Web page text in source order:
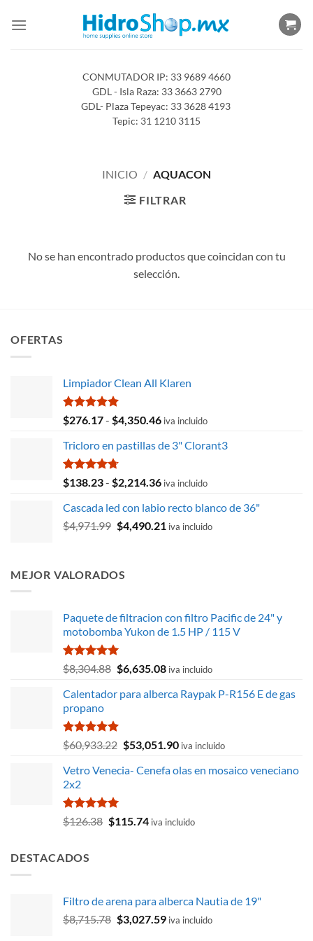
CONMUTADOR IP: 33 9689 4660
GDL - Isla Raza: 33 3663 2790
GDL- Plaza Tepeyac: 33 3628 4193
Tepic: 31 1210 3115
INICIO / AQUACON
FILTRAR
No se han encontrado productos que coincidan con tu
selección.
OFERTAS
Limpiador Clean All Klaren
Valorado
con
de 5
$276.17- $4,350.46Rango
precios:
$276.17
$4,350.46
iva incluido
Tricloro en pastillas de 3" Clorant3
Valorado
con
de 5
$138.23- $2,214.36Rango
precios:
desde
iva incluido
Cascada led con labio recto blanco de 36"
$4,971.99 El
era:
$4,971.99.
$4,490.21 El
iva incluido
MEJOR VALORADOS
Paquete de filtracion con filtro Pacific de 24" y
motobomba Yukon de 1.5 HP / 115 V
Valorado
con
de 5
$8,304.88 El
original
$8,304.88.
$6,635.08El
actual
iva incluido
Calentador para alberca Raypak P-R156 E de gas
propano
Valorado
con
de 5
$60,933.22 El
original
$53,051.90El
actual
iva incluido
Vetro Venecia- Cenefa olas en mosaico veneciano
2x2
Valorado
con
$126.38 El
$115.74Eliva incluido
DESTACADOS
Filtro de arena para alberca Nautia de 19"
$8,715.78 El
$3,027.59Eliva incluido